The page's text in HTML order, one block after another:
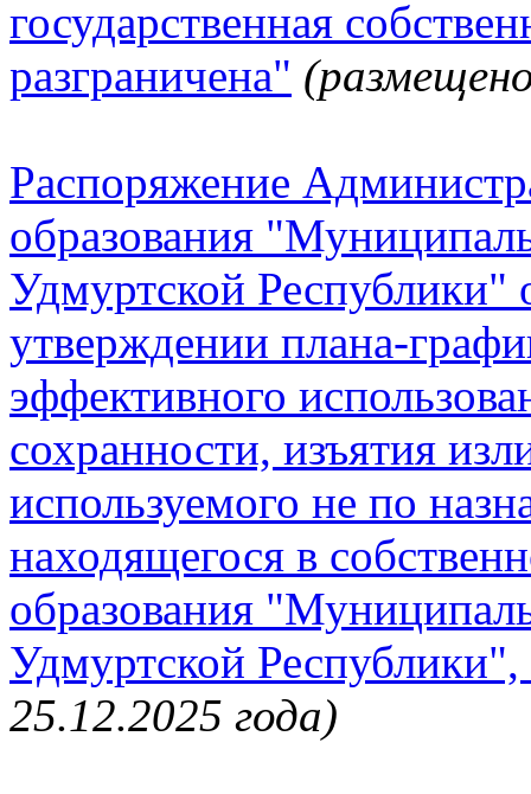
государственная
разграничена"
Распоряжение
образования
Удмуртской
утверждении плана-
эффективного
сохранности, изъятия
используемого не по
находящегося в
образования
Удмуртской
25.12.2025 года)